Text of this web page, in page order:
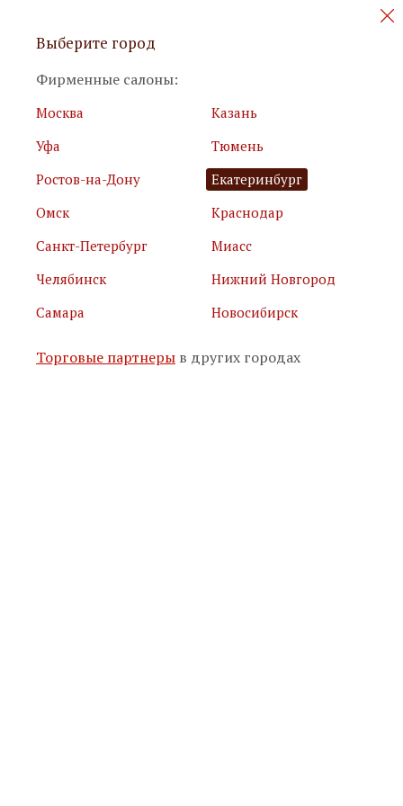
Персональные акции и новинки
Я принимаю
условия использования сайта
Я соглашаюсь сполитикой обработки персональных
Подписаться
Выберите город
Фирменные салоны:
Москва
Казань
Уфа
Тюмень
Ростов-на-Дону
Екатеринбург
Омск
Краснодар
Санкт-Петербург
Миасс
Челябинск
Нижний Новгород
Самара
Новосибирск
Торговые партнеры в других городах